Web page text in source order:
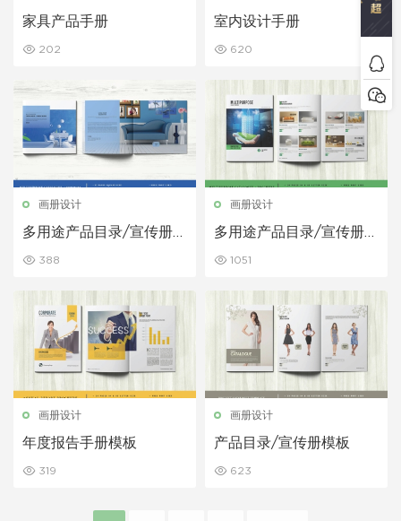
家具产品手册
202
室内设计手册
620
画册设计
多用途产品目录/宣传册模
388
画册设计
多用途产品目录/宣传册模
1051
画册设计
年度报告手册模板
319
画册设计
产品目录/宣传册模板
623